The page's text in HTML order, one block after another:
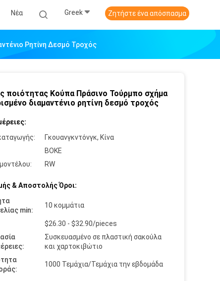
Νέα Greek Ζητήστε ένα απόσπασμα
Ρητίνη Δεσμό Τροχός
ποιότητας Κούπα Πράσινο Τούρμπο σχήμα
διαμαντένιο ρητίνη δεσμό τροχός
Γκουανγκντόνγκ, Κίνα
BOKE
RW
& Αποστολής Όροι:
min:
10 κομμάτια
$26.30 - $32.90/pieces
Συσκευασμένο σε πλαστική σακούλα
και χαρτοκιβώτιο
1000 Τεμάχια/Τεμάχια την εβδομάδα